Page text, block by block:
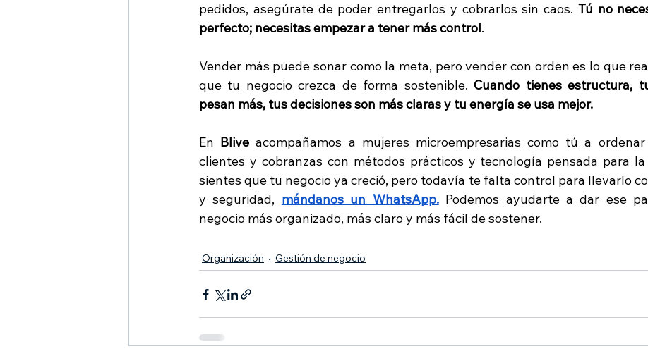
pedidos, asegúrate de poder entregarlos y cobrarlos sin caos. Tú no
perfecto; necesitas empezar a tener más control.
Vender más puede sonar como la meta, pero vender con orden es lo que
que tu negocio crezca de forma sostenible. Cuando tienes estructura,
pesan más, tus decisiones son más claras y tu energía se usa mejor.
En Blive acompañamos a mujeres microempresarias como tú a
clientes y cobranzas con métodos prácticos y tecnología pensada para
sientes que tu negocio ya creció, pero todavía te falta control para llevarlo
y seguridad, mándanos un WhatsApp. Podemos ayudarte a dar ese
negocio más organizado, más claro y más fácil de sostener.
Organización Gestión de negocio